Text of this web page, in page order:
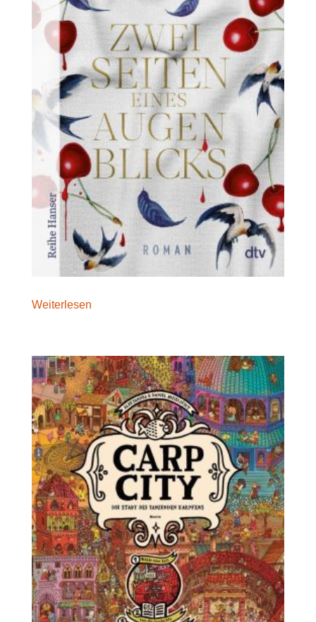
Weiterlesen